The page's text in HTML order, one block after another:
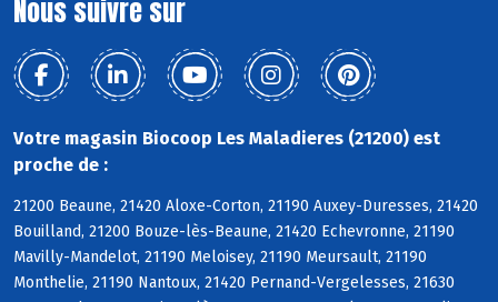
Nous suivre sur
Votre magasin Biocoop Les Maladieres (21200) est
proche de :
21200 Beaune, 21420 Aloxe-Corton, 21190 Auxey-Duresses, 21420
Bouilland, 21200 Bouze-lès-Beaune, 21420 Echevronne, 21190
Mavilly-Mandelot, 21190 Meloisey, 21190 Meursault, 21190
Monthelie, 21190 Nantoux, 21420 Pernand-Vergelesses, 21630